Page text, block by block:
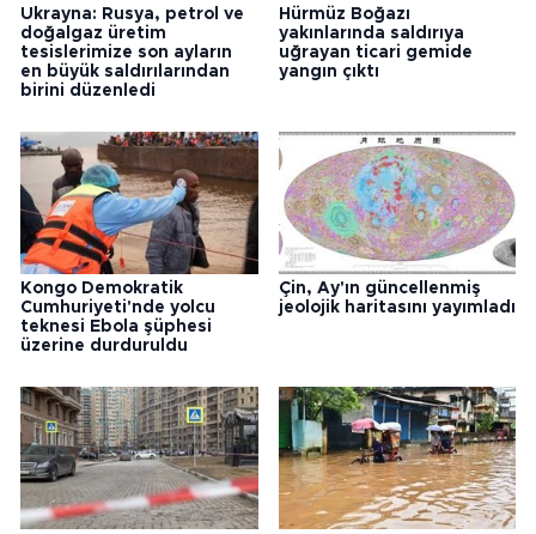
Ukrayna: Rusya, petrol ve
doğalgaz üretim
tesislerimize son ayların
en büyük saldırılarından
birini düzenledi
Hürmüz Boğazı
yakınlarında saldırıya
uğrayan ticari gemide
yangın çıktı
Kongo Demokratik
Cumhuriyeti'nde yolcu
teknesi Ebola şüphesi
üzerine durduruldu
Çin, Ay'ın güncellenmiş
jeolojik haritasını yayımladı